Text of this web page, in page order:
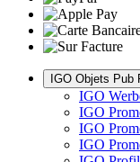
IGO Objets Pub
IGO
IGO
IGO
IGO